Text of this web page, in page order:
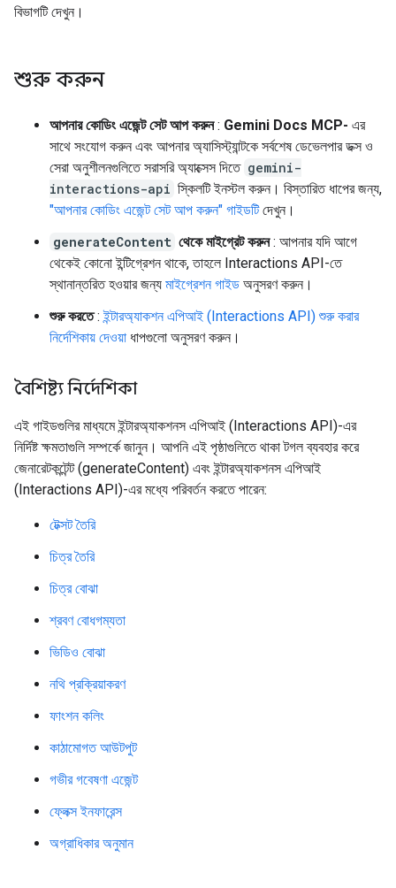
বিভাগটি দেখুন।
শুরু করুন
আপনার কোডিং এজেন্ট সেট আপ করুন: Gemini Docs MCP- এর
সাথে সংযোগ করুন এবং আপনার অ্যাসিস্ট্যান্টকে সর্বশেষ ডেভেলপার ডক্স ও
সেরা অনুশীলনগুলিতে সরাসরি অ্যাক্সেস দিতে gemini-
interactions-api স্কিলটি ইনস্টল করুন। বিস্তারিত ধাপের জন্য,
"আপনার কোডিং এজেন্ট সেট আপ করুন" গাইডটিদেখুন।
generateContent থেকে মাইগ্রেট করুন: আপনার যদি আগে
থেকেই কোনো ইন্টিগ্রেশন থাকে, তাহলে Interactions API-তে
স্থানান্তরিত হওয়ার জন্য মাইগ্রেশন গাইড অনুসরণ করুন।
শুরু করতে:ইন্টারঅ্যাকশন এপিআই (Interactions API) শুরু করার
নির্দেশিকায় দেওয়া ধাপগুলো অনুসরণ করুন।
বৈশিষ্ট্য নির্দেশিকা
এই গাইডগুলির মাধ্যমে ইন্টারঅ্যাকশনস এপিআই (Interactions API)-এর
নির্দিষ্ট ক্ষমতাগুলি সম্পর্কে জানুন। আপনি এই পৃষ্ঠাগুলিতে থাকা টগল ব্যবহার করে
জেনারেটকন্টেন্ট (generateContent) এবং ইন্টারঅ্যাকশনস এপিআই
(Interactions API)-এর মধ্যে পরিবর্তন করতে পারেন:
টেক্সট তৈরি
চিত্র তৈরি
চিত্র বোঝা
শ্রবণ বোধগম্যতা
ভিডিও বোঝা
নথি প্রক্রিয়াকরণ
ফাংশন কলিং
কাঠামোগত আউটপুট
গভীর গবেষণা এজেন্ট
ফ্লেক্স ইনফারেন্স
অগ্রাধিকার অনুমান